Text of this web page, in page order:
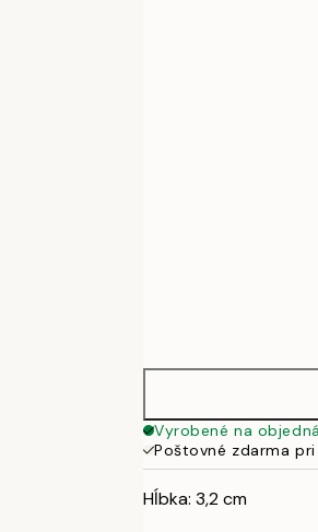
Vyrobené na
Poštovné zdarma
Hĺbka: 3,2 cm